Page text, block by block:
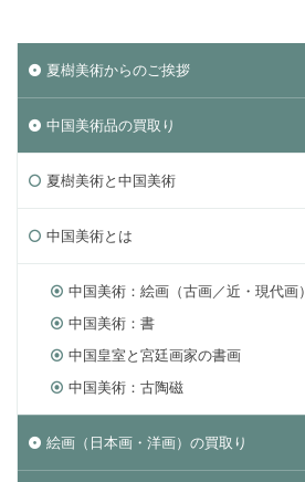
夏樹美術からのご挨拶
中国美術品の買取り
夏樹美術と中国美術
中国美術とは
中国美術：絵画（古画／近・現代画）
中国美術：書
中国皇室と宮廷画家の書画
中国美術：古陶磁
絵画（日本画・洋画）の買取り